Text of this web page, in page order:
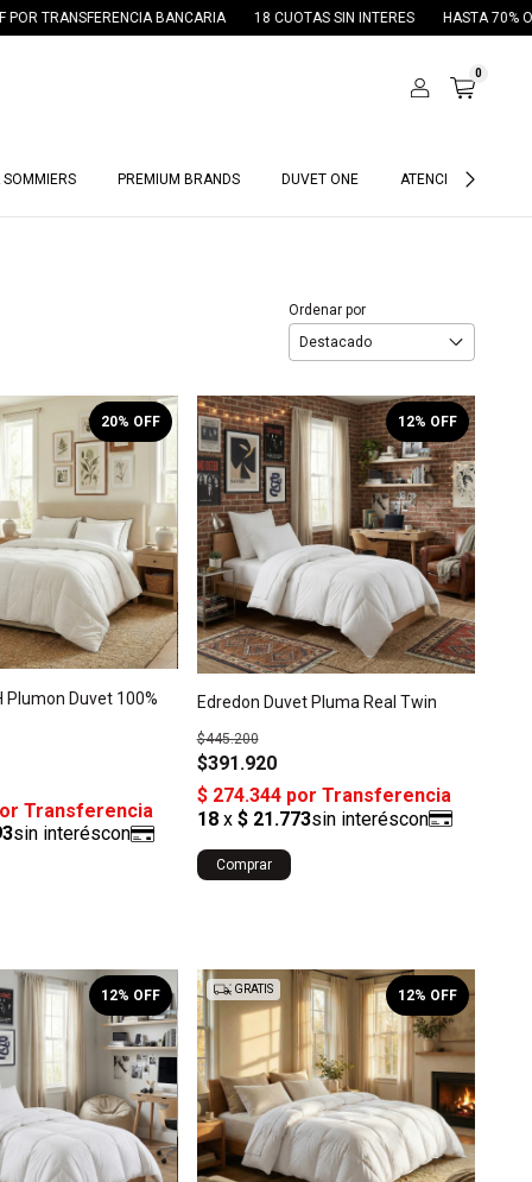
BANCARIA 18 CUOTAS SIN INTERES HASTA 70% OFF EN ARCHIVO
0
SOMMIERS PREMIUM BRANDS DUVET ONE ATENCIÓN HOTELES
Ordenar por
Plumon Duvet 100%
20% OFF
Edredon Duvet Pluma Real Twin
$391.920
$445.200
12% OFF
Comprar
12% OFF GRATIS 12% OFF